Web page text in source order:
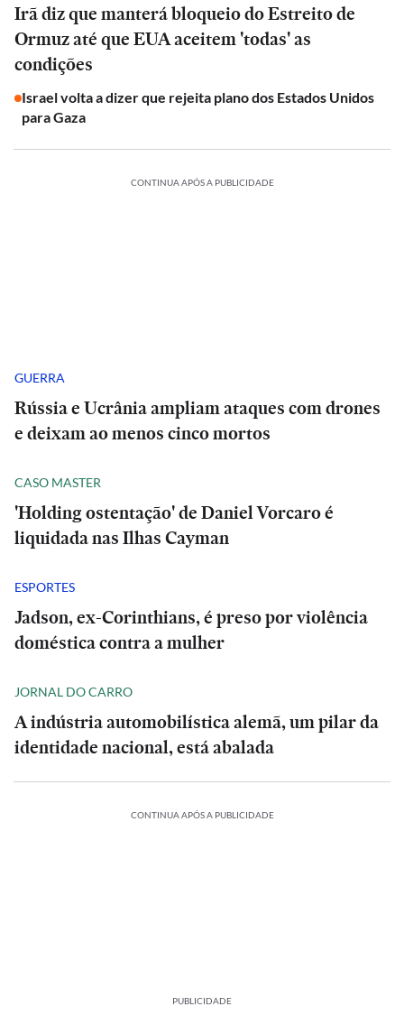
Irã diz que manterá bloqueio do Estreito de
Ormuz até que EUA aceitem 'todas' as
condições
Israel volta a dizer que rejeita plano dos Estados Unidos
para Gaza
CONTINUA APÓS A PUBLICIDADE
GUERRA
Rússia e Ucrânia ampliam ataques com drones
e deixam ao menos cinco mortos
CASO MASTER
'Holding ostentação' de Daniel Vorcaro é
liquidada nas Ilhas Cayman
ESPORTES
Jadson, ex-Corinthians, é preso por violência
doméstica contra a mulher
JORNAL DO CARRO
A indústria automobilística alemã, um pilar da
identidade nacional, está abalada
CONTINUA APÓS A PUBLICIDADE
PUBLICIDADE